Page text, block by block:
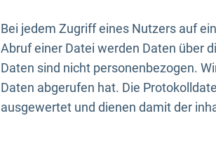
Bei jedem Zugriff eines Nutzers auf
Abruf einer Datei werden Daten über
Daten sind nicht personenbezogen.
Daten abgerufen hat. Die
ausgewertet und dienen damit der